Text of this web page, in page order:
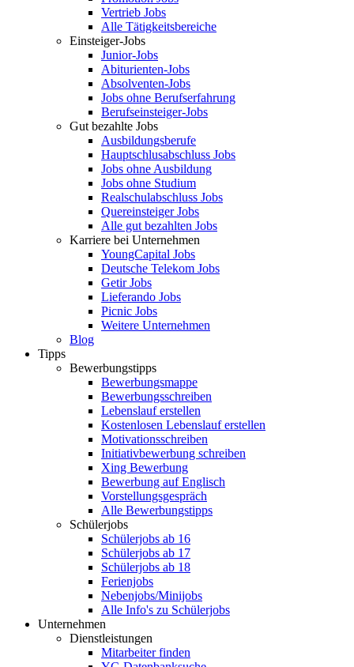
Vertrieb Jobs
Alle Tätigkeitsbereiche
Einsteiger-Jobs
Junior-Jobs
Abiturienten-Jobs
Absolventen-Jobs
Jobs ohne Berufserfahrung
Berufseinsteiger-Jobs
Gut bezahlte Jobs
Ausbildungsberufe
Hauptschlusabschluss Jobs
Jobs ohne Ausbildung
Jobs ohne Studium
Realschulabschluss Jobs
Quereinsteiger Jobs
Alle gut bezahlten Jobs
Karriere bei Unternehmen
YoungCapital Jobs
Deutsche Telekom Jobs
Getir Jobs
Lieferando Jobs
Picnic Jobs
Weitere Unternehmen
Blog
Tipps
Bewerbungstipps
Bewerbungsmappe
Bewerbungsschreiben
Lebenslauf erstellen
Kostenlosen Lebenslauf erstellen
Motivationsschreiben
Initiativbewerbung schreiben
Xing Bewerbung
Bewerbung auf Englisch
Vorstellungsgespräch
Alle Bewerbungstipps
Schülerjobs
Schülerjobs ab 16
Schülerjobs ab 17
Schülerjobs ab 18
Ferienjobs
Nebenjobs/Minijobs
Alle Info's zu Schülerjobs
Unternehmen
Dienstleistungen
Mitarbeiter finden